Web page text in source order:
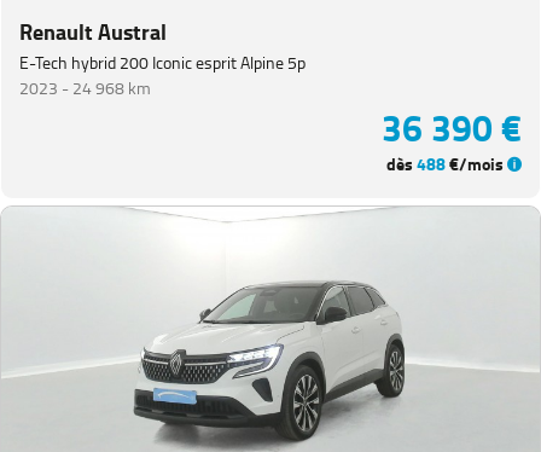
Renault Austral
E-Tech hybrid 200 Iconic esprit Alpine 5p
2023 -24 968 km
36 390 €
dès488€/mois